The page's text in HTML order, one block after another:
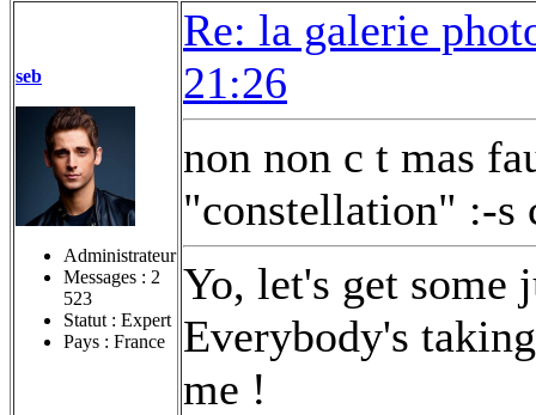
seb
Administrateur
Messages : 2
523
Statut : Expert
Pays : France
Re: la galerie
21:26
non non c t mas
"constellation" :-s
Yo, let's get some
Everybody's
me !